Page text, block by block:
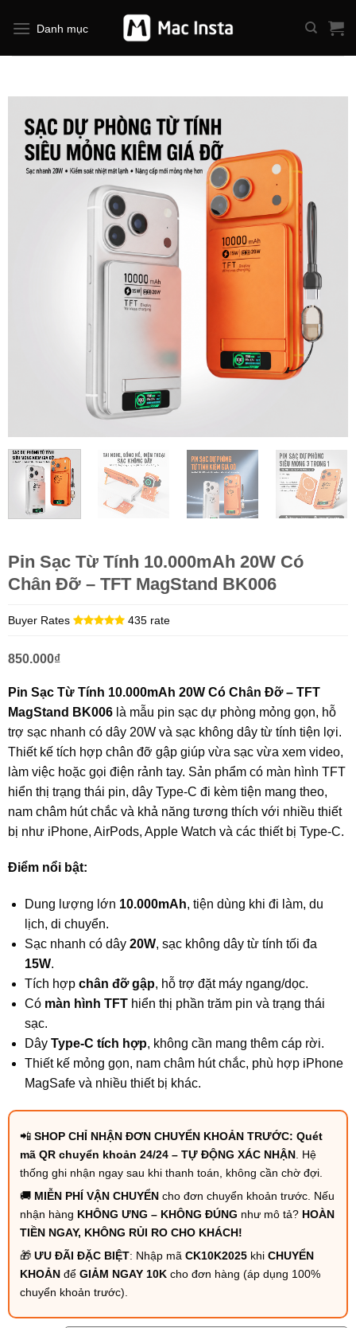
qua
Danh mục
Pin Sạc Từ Tính 10.000mAh 20W Có
Chân Đỡ – TFT MagStand BK006
Buyer Rates 435 rate
850.000₫
Pin Sạc Từ Tính 10.000mAh 20W Có Chân Đỡ – TFT
MagStand BK006là mẫu pin sạc dự phòng mỏng gọn, hỗ
trợ sạc nhanh có dây 20W và sạc không dây từ tính tiện lợi.
Thiết kế tích hợp chân đỡ gập giúp vừa sạc vừa xem video,
làm việc hoặc gọi điện rảnh tay. Sản phẩm có màn hình TFT
hiển thị trạng thái pin, dây Type-C đi kèm tiện mang theo,
nam châm hút chắc và khả năng tương thích với nhiều thiết
bị như iPhone, AirPods, Apple Watch và các thiết bị Type-C.
Điểm nổi bật:
Dung lượng lớn 10.000mAh, tiện dùng khi đi làm, du
lịch, di chuyển.
Sạc nhanh có dây 20W, sạc không dây từ tính tối đa
15W.
Tích hợp chân đỡ gập, hỗ trợ đặt máy ngang/dọc.
Có màn hình TFThiển thị phần trăm pin và trạng thái
sạc.
Dây Type-C tích hợp, không cần mang thêm cáp rời.
Thiết kế mỏng gọn, nam châm hút chắc, phù hợp iPhone
MagSafe và nhiều thiết bị khác.
📲SHOP CHỈ NHẬN ĐƠN CHUYỂN KHOẢN TRƯỚC: Quét
mã QR chuyển khoản 24/24 – TỰ ĐỘNG XÁC NHẬN . Hệ
thống ghi nhận ngay sau khi thanh toán, không cần chờ đợi.
🚚 MIỄN PHÍ VẬN CHUYỂN cho đơn chuyển khoản trước. Nếu
nhận hàng KHÔNG ƯNG – KHÔNG ĐÚNG như mô tả? HOÀN
TIỀN NGAY, KHÔNG RỦI RO CHO KHÁCH!
🎁ƯU ĐÃI ĐẶC BIỆT: Nhập mãCK10K2025 khiCHUYỂN
KHOẢN đểGIẢM NGAY 10K cho đơn hàng (áp dụng 100%
chuyển khoản trước).